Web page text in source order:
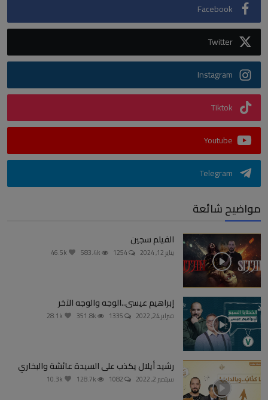
Facebook
Twitter
Instagram
Tiktok
Youtube
Telegram
مواضيح شائعة
الفيلم سجين
يناير 12, 2024
إبراهيم عيسى..الوجه والوجه الآخر
فبراير 24, 2022
رشيد أيلال يكذب على السيدة عائشة والبخاري
سبتمبر 2, 2022